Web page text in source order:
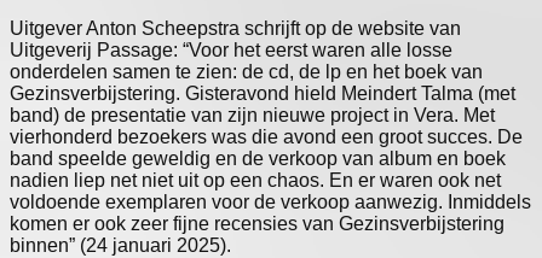
Uitgever Anton Scheepstra schrijft op de website van
Uitgeverij Passage: “Voor het eerst waren alle losse
onderdelen samen te zien: de cd, de lp en het boek van
Gezinsverbijstering. Gisteravond hield Meindert Talma (met
band) de presentatie van zijn nieuwe project in Vera. Met
vierhonderd bezoekers was die avond een groot succes. De
band speelde geweldig en de verkoop van album en boek
nadien liep net niet uit op een chaos. En er waren ook net
voldoende exemplaren voor de verkoop aanwezig. Inmiddels
komen er ook zeer fijne recensies van Gezinsverbijstering
binnen” (24 januari 2025).